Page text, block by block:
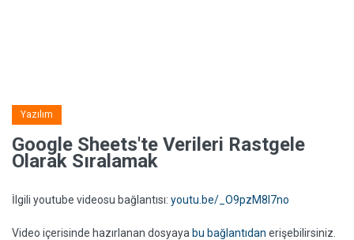
Yazılım
Google Sheets'te Verileri Rastgele
Olarak Sıralamak
İlgili youtube videosu bağlantısı: youtu.be/_O9pzM8I7no
Video içerisinde hazırlanan dosyaya bu bağlantıdan erişebilirsiniz.